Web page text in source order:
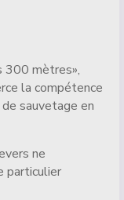
300 mètres»,
la compétence
sauvetage en
ne
particulier